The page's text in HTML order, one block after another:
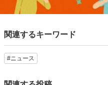
関連するキーワード
#ニュース